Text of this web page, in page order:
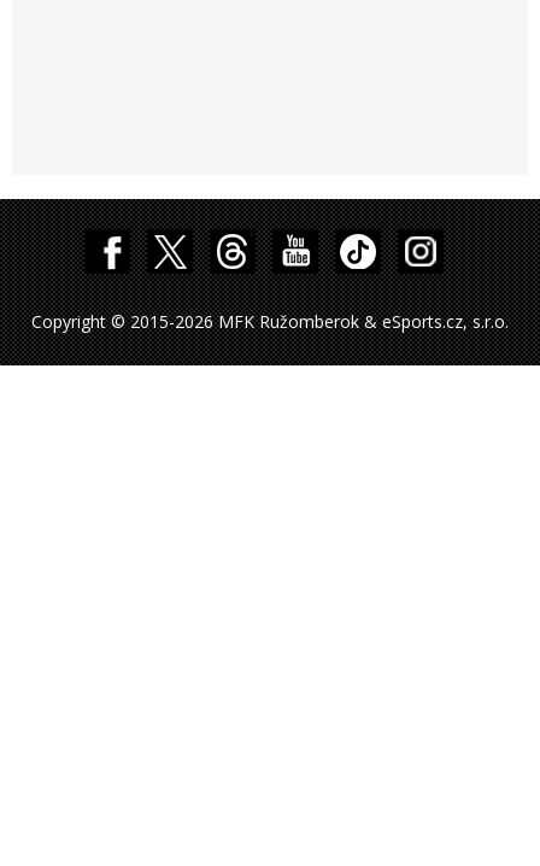
Copyright © 2015-2026 MFK Ružomberok & eSports.cz, s.r.o.